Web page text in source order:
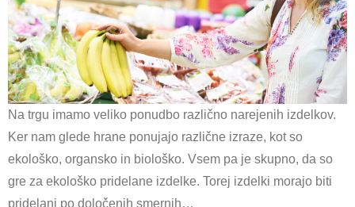
Na trgu imamo veliko ponudbo različno narejenih izdelkov.
Ker nam glede hrane ponujajo različne izraze, kot so
ekološko, organsko in biološko. Vsem pa je skupno, da so
gre za ekološko pridelane izdelke. Torej izdelki morajo biti
pridelani po določenih smernih…